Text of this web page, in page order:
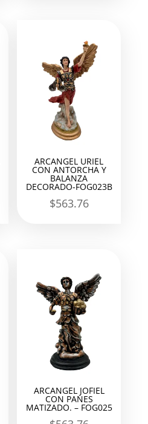
ARCANGEL URIEL
CON ANTORCHA Y
BALANZA
DECORADO-FOG023B
$563.76
ARCANGEL JOFIEL
CON PANES
MATIZADO. – FOG025